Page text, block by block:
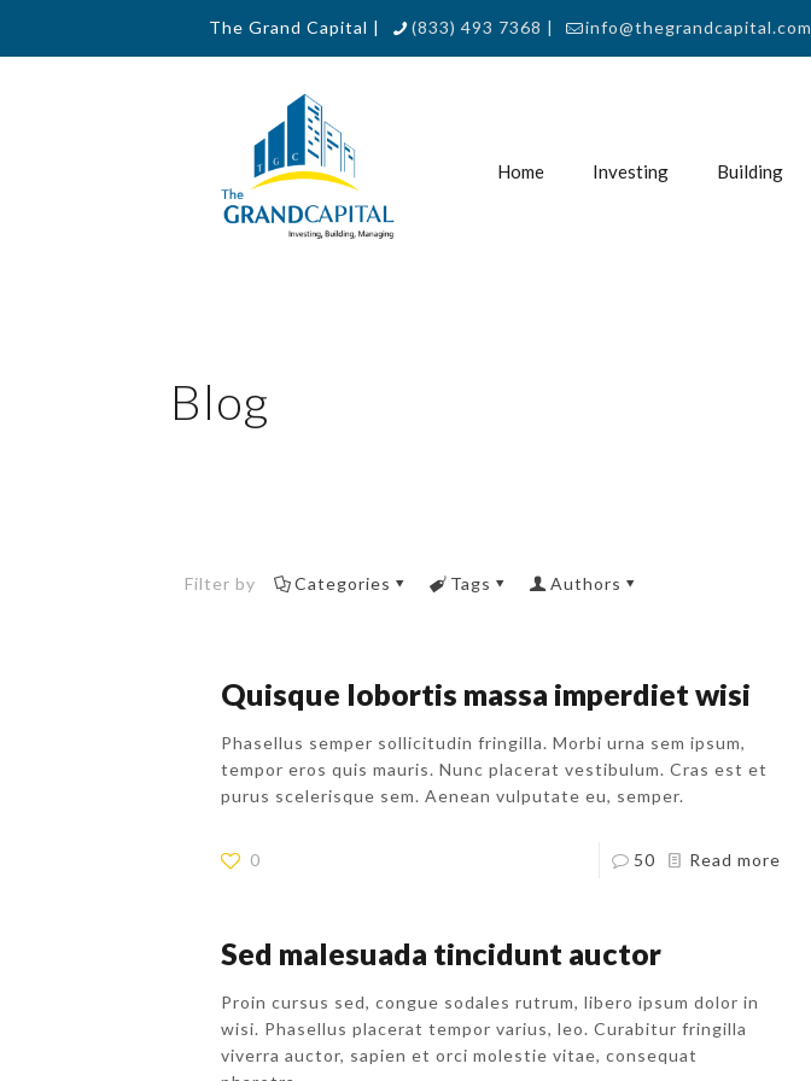
The Grand Capital | (833) 493 7368 | info@thegrandcapital.com
Home Investing Building
Blog
Filter by Categories Tags Authors
Quisque lobortis massa imperdiet wisi
Phasellus semper sollicitudin fringilla. Morbi urna sem ipsum,
tempor eros quis mauris. Nunc placerat vestibulum. Cras est et
purus scelerisque sem. Aenean vulputate eu, semper.
0 50 Read more
Sed malesuada tincidunt auctor
Proin cursus sed, congue sodales rutrum, libero ipsum dolor in
wisi. Phasellus placerat tempor varius, leo. Curabitur fringilla
viverra auctor, sapien et orci molestie vitae, consequat